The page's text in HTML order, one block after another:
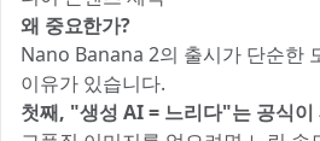
왜 중요한가?
Nano Banana 2의 출시가 단순한
이유가 있습니다.
첫째, "생성 AI = 느리다"는 공식이